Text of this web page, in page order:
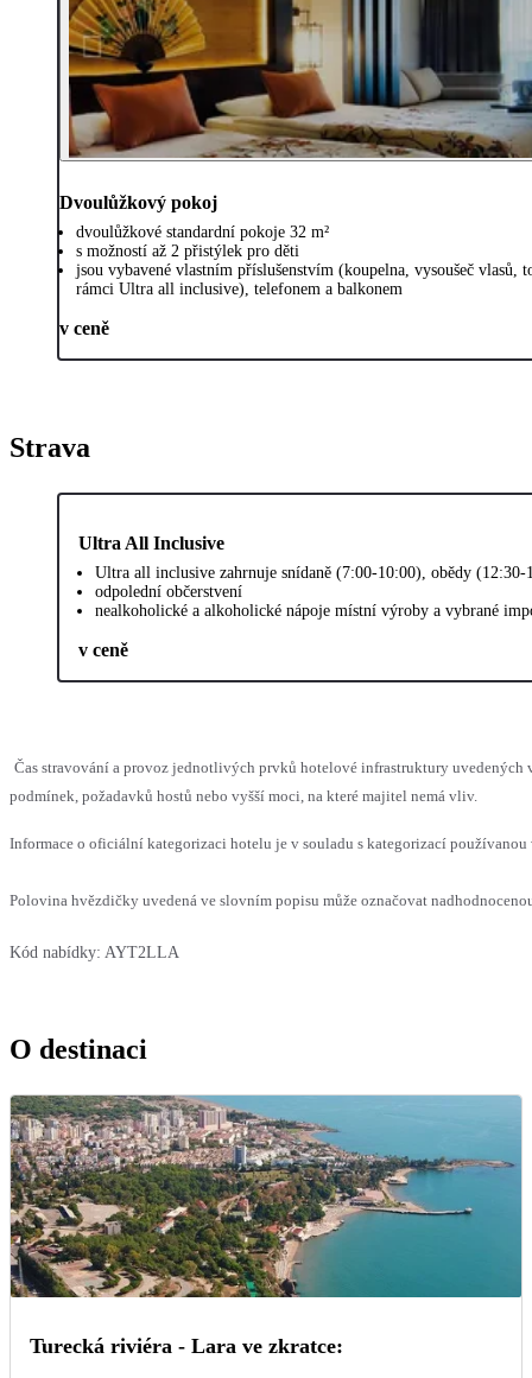
Dvoulůžkový pokoj
dvoulůžkové standardní pokoje 32 m²
s možností až 2 přistýlek pro děti
jsou vybavené vlastním příslušenstvím (koupelna, vysoušeč
rámci Ultra all inclusive), telefonem a balkonem
v ceně
Strava
Ultra All Inclusive
Ultra all inclusive zahrnuje snídaně (7:00-10:00), obědy
odpolední občerstvení
nealkoholické a alkoholické nápoje místní výroby a vybrané
v ceně
Čas stravování a provoz jednotlivých prvků hotelové infrastruktury uvedených
podmínek, požadavků hostů nebo vyšší moci, na které majitel nemá vliv.
Informace o oficiální kategorizaci hotelu je v souladu s kategorizací
Polovina hvězdičky uvedená ve slovním popisu může označovat
Kód nabídky: AYT2LLA
O destinaci
Turecká riviéra - Lara ve zkratce: